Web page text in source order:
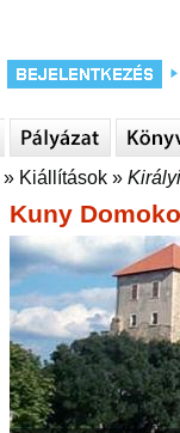
» Kiállítások »
Kuny